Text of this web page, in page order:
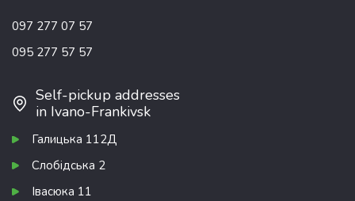
097 277 07 57
095 277 57 57
Self-pickup addresses
in Ivano-Frankivsk
Галицька 112Д
Слобідська 2
Івасюка 11